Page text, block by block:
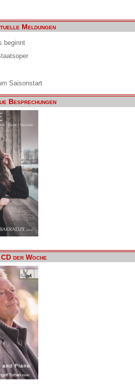
Meldungen
beginnt
Saisonstart
Besprechungen
CD der Woche